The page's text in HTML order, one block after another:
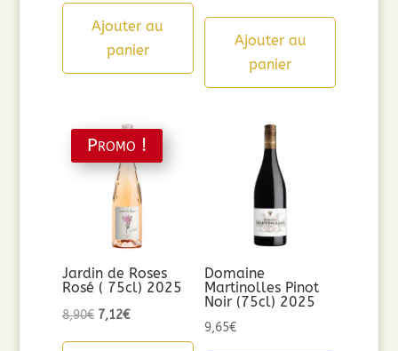
Ajouter au
panier
Ajouter au
panier
Promo !
Jardin de Roses
Rosé ( 75cl) 2025
8,90€ Le
7,12€Le
Domaine
Martinolles Pinot
Noir (75cl) 2025
9,65€